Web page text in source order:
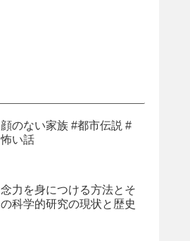
顔のない家族 #都市伝説 #
怖い話
念力を身につける方法とそ
の科学的研究の現状と歴史